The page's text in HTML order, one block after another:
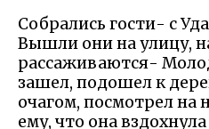
Собрались гости- с
Вышли они на улицу,
рассаживаются-
зашел, подошел к
очагом, посмотрел на
ему, что она